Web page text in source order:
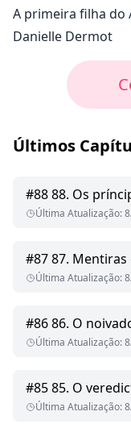
Reino do Dragão.
Como a futura
Grande
Ela deve escolher
entre o Príncipe
Drago.
la ir.
Três
A primeira filha do
Danielle Dermot
Últimos
#8888. Os
Última Atualização:
#8787. Mentiras
Última Atualização:
#8686. O
Última Atualização:
#8585. O
Última Atualização: